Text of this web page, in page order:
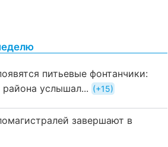
питьевые фонтанчики:
услышал...
+15
завершают в